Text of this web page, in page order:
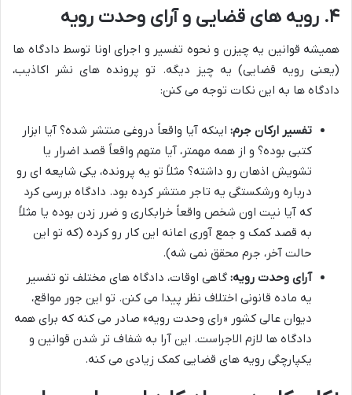
۴. رویه های قضایی و آرای وحدت رویه
همیشه قوانین یه چیزن و نحوه تفسیر و اجرای اونا توسط دادگاه ها
(یعنی رویه قضایی) یه چیز دیگه. تو پرونده های نشر اکاذیب،
دادگاه ها به این نکات توجه می کنن:
تفسیر ارکان جرم: اینکه آیا واقعاً دروغی منتشر شده؟ آیا ابزار
کتبی بوده؟ و از همه مهمتر، آیا متهم واقعاً قصد اضرار یا
تشویش اذهان رو داشته؟ مثلاً تو یه پرونده، یکی شایعه ای رو
درباره ورشکستگی یه تاجر منتشر کرده بود. دادگاه بررسی کرد
که آیا نیت اون شخص واقعاً خرابکاری و ضرر زدن بوده یا مثلاً
به قصد کمک و جمع آوری اعانه این کار رو کرده (که تو این
حالت آخر، جرم محقق نمی شه).
آرای وحدت رویه: گاهی اوقات، دادگاه های مختلف تو تفسیر
یه ماده قانونی اختلاف نظر پیدا می کنن. تو این جور مواقع،
دیوان عالی کشور «رای وحدت رویه» صادر می کنه که برای همه
دادگاه ها لازم الاجراست. این آرا به شفاف تر شدن قوانین و
یکپارچگی رویه های قضایی کمک زیادی می کنه.